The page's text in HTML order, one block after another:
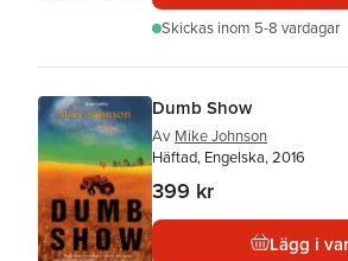
Skickas inom 5-8 vardagar
Dumb Show
Av Mike Johnson
Häftad, Engelska, 2016
399 kr
Lägg i